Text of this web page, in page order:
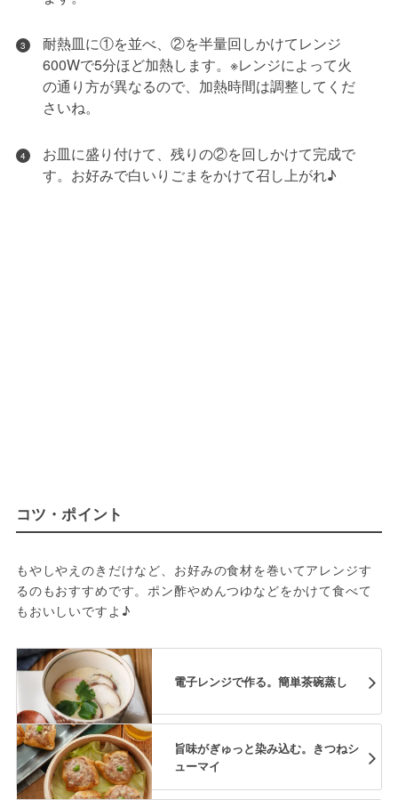
3
耐熱皿に①を並べ、②を半量回しかけてレンジ
600Wで5分ほど加熱します。※レンジによって火
の通り方が異なるので、加熱時間は調整してくだ
さいね。
4
お皿に盛り付けて、残りの②を回しかけて完成で
す。お好みで白いりごまをかけて召し上がれ♪
コツ・ポイント
もやしやえのきだけなど、お好みの食材を巻いてアレンジす
るのもおすすめです。ポン酢やめんつゆなどをかけて食べて
もおいしいですよ♪
電子レンジで作る。簡単茶碗蒸し
旨味がぎゅっと染み込む。きつねシ
ューマイ